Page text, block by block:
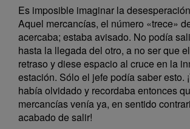
Es imposible imaginar la
Aquel mercancías, el número «trece»
acercaba; estaba avisado. No podía
hasta la llegada del otro, a no ser que
retraso y diese espacio al cruce en la
estación. Sólo el jefe podía saber esto.
había olvidado y recordaba entonces
mercancías venía ya, en sentido
acabado de salir!